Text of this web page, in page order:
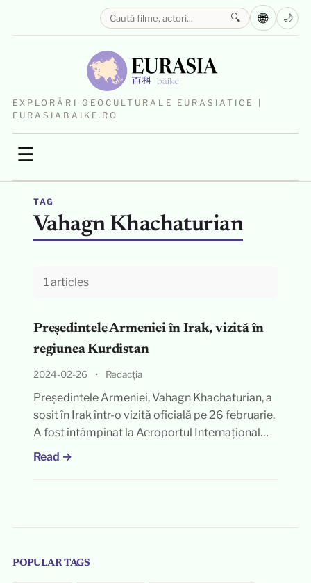
EXPLORĂRI GEOCULTURALE EURASIATICE |
EURASIABAIKE.RO
☰
🔍 🌐 🌙
TAG
Vahagn Khachaturian
1 articles
Președintele Armeniei în Irak, vizită în
regiunea Kurdistan
2024-02-26 • Redacția
Președintele Armeniei, Vahagn Khachaturian, a
sosit în Irak într-o vizită oficială pe 26 februarie.
A fost întâmpinat la Aeroportul Internațional…
Read →
POPULAR TAGS